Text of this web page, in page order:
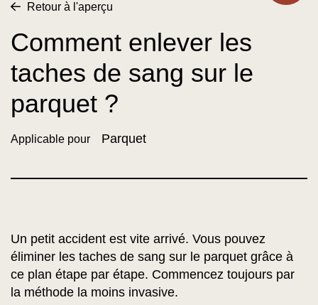
Retour à l'aperçu
Comment enlever les
taches de sang sur le
parquet ?
Applicable pour Parquet
Un petit accident est vite arrivé. Vous pouvez
éliminer les taches de sang sur le parquet grâce à
ce plan étape par étape. Commencez toujours par
la méthode la moins invasive.